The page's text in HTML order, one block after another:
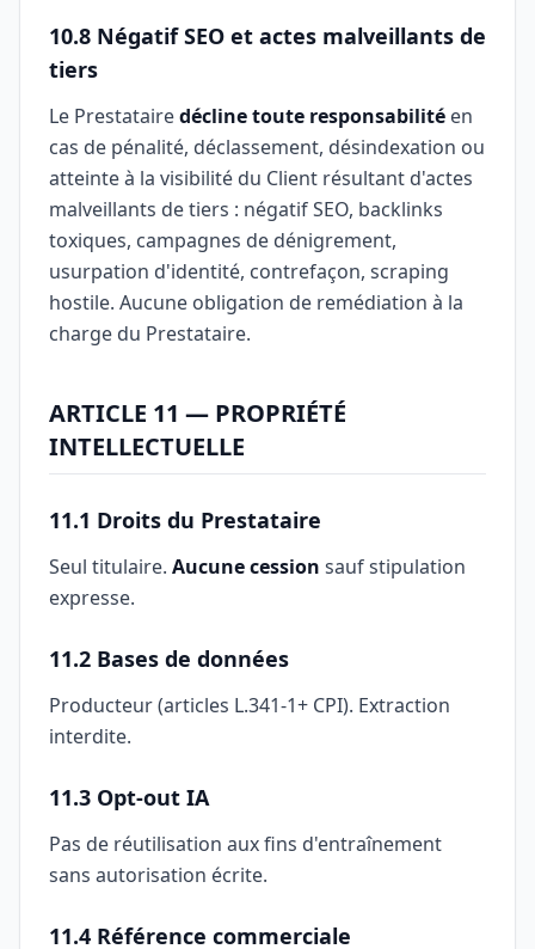
10.8 Négatif SEO et actes malveillants de
tiers
Le Prestatairedécline toute responsabilité en
cas de pénalité, déclassement, désindexation ou
atteinte à la visibilité du Client résultant d'actes
malveillants de tiers : négatif SEO, backlinks
toxiques, campagnes de dénigrement,
usurpation d'identité, contrefaçon, scraping
hostile. Aucune obligation de remédiation à la
charge du Prestataire.
ARTICLE 11 — PROPRIÉTÉ
INTELLECTUELLE
11.1 Droits du Prestataire
Seul titulaire. Aucune cession sauf stipulation
expresse.
11.2 Bases de données
Producteur (articles L.341-1+ CPI). Extraction
interdite.
11.3 Opt-out IA
Pas de réutilisation aux fins d'entraînement
sans autorisation écrite.
11.4 Référence commerciale